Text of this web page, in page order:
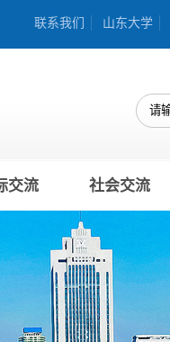
联系我们 山东大学
交流 社会交流